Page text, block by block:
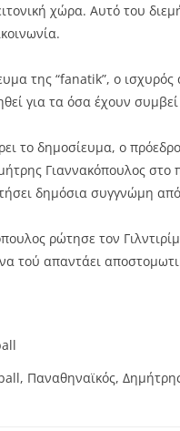
χώρα. Αυτό του
της “fanatik”, o
για τα όσα έχουν
το δημοσίευμα, ο
Γιαννακόπουλος
δημόσια συγγνώμη
ρώτησε τον
τού απαντάει
, Παναθηναϊκός,